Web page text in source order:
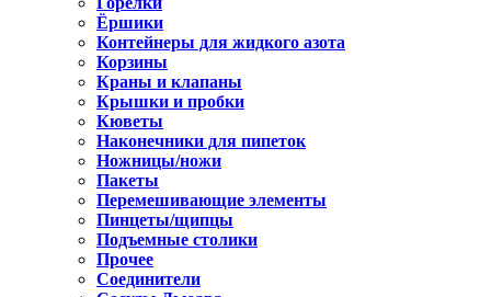
Ёршики
Контейнеры для жидкого азота
Корзины
Краны и клапаны
Крышки и пробки
Кюветы
Наконечники для пипеток
Ножницы/ножи
Пакеты
Перемешивающие элементы
Пинцеты/щипцы
Подъемные столики
Прочее
Соединители